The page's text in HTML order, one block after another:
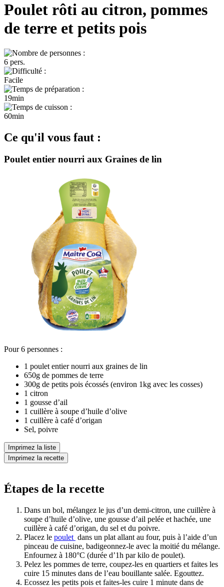
Poulet rôti au citron, pommes
de terre et petits pois
6 pers.
Facile
19min
60min
Ce qu'il vous faut :
Poulet entier nourri aux Graines de lin
Pour 6 personnes :
1 poulet entier nourri aux graines de lin
650g de pommes de terre
300g de petits pois écossés (environ 1kg avec les cosses)
1 citron
1 gousse d’ail
1 cuillère à soupe d’huile d’olive
1 cuillère à café d’origan
Sel, poivre
Imprimez la liste
Imprimez la recette
Étapes de la recette
Dans un bol, mélangez le jus d’un demi-citron, une cuillère à
soupe d’huile d’olive, une gousse d’ail pelée et hachée, une
cuillère à café d’origan, du sel et du poivre.
Placez le poulet dans un plat allant au four, puis à l’aide d’un
pinceau de cuisine, badigeonnez-le avec la moitié du mélange.
Enfournez à 180°C (durée d’1h par kilo de poulet).
Pelez les pommes de terre, coupez-les en quartiers et faites les
cuire 15 minutes dans de l’eau bouillante salée. Egouttez.
Ecossez les petits pois et faites-les cuire 1 minute dans de